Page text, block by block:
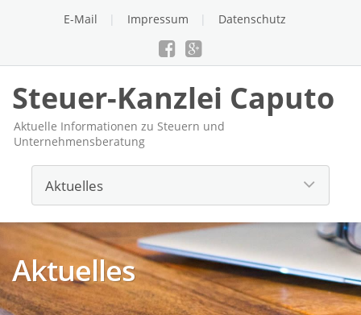
E-Mail Impressum Datenschutz
Steuer-Kanzlei Caputo
Aktuelle Informationen zu Steuern und
Unternehmensberatung
Aktuelles